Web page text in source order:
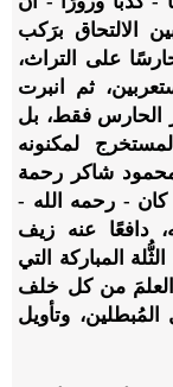
الالتحاق برَكب
على التراث،
ثم انبرت
الحارس فقط، بل
لمكنونه
محمود شاكر رحمة
كان - رحمه الله -
دافعًا عنه زيف
المباركة التي
من كل خلف
وتأويل